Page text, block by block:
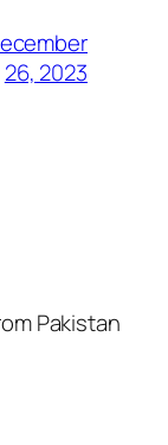
26, 2023
Pakistan